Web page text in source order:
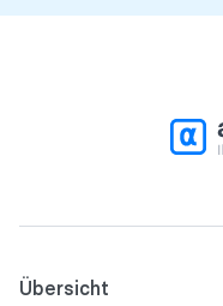
Übersicht